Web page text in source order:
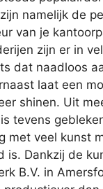
namelijk de
van je
zijn er in
dat naadloos
laat een
shinen. Uit
tevens
met veel kunst
is. Dankzij de
B.V. in